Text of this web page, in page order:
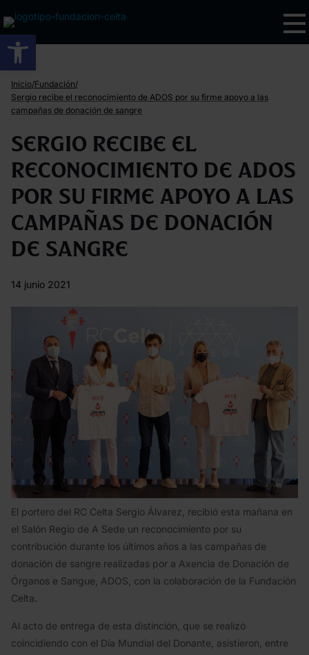
Abrir barra de herramientas
Inicio/Fundación/
Sergio recibe el reconocimiento de ADOS por su firme apoyo a las
campañas de donación de sangre
Sergio recibe el
reconocimiento de ADOS
por su firme apoyo a las
campañas de donación
de sangre
14 junio 2021
El portero del RC Celta Sergio Álvarez, recibió esta mañana en
el Salón Regio de A Sede un reconocimiento por su
contribución durante los últimos años a las campañas de
donación de sangre realizadas por a Axencia de Donación de
Órganos e Sangue, ADOS, con la colaboración de la Fundación
Celta.
Al acto de entrega de esta distinción, que se realizó
coincidiendo con el Día Mundial del Donante, asistieron, entre